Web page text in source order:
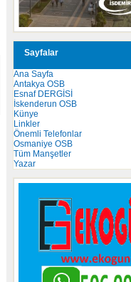
Sayfalar
Ana Sayfa
Antakya OSB
Esnaf DERGİSİ
İskenderun OSB
Künye
Linkler
Önemli Telefonlar
Osmaniye OSB
Tüm Manşetler
Yazar